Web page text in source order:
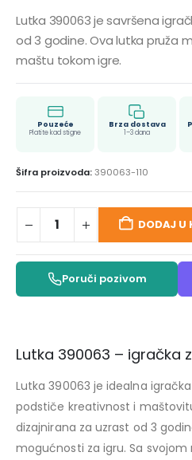
Lutka 390063 je savršena
od 3 godine. Ova lutka pruža
maštu tokom igre.
Pouzeće
Platite kad stigne
Brza dostava
1–3 dana
Šifra proizvoda:390063-110
DODAJ U
Poruči pozivom
Lutka 390063 – igračka
Lutka 390063 je idealna
podstiče kreativnost i
dizajnirana za uzrast od 3
mogućnosti za igru. Sa